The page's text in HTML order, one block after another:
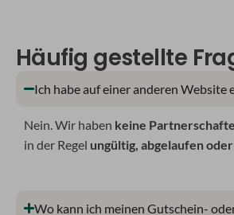
Häufig gestellte
Ich habe auf einer anderen Website
Nein. Wir haben keine
in der Regel ungültig, abgelaufen
Wo kann ich meinen Gutschein-